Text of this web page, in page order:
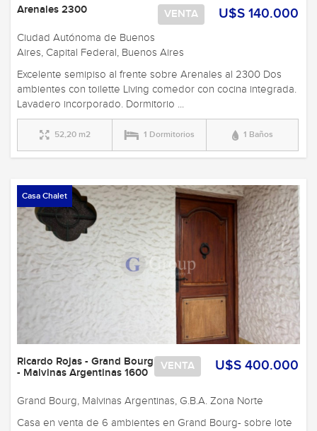
U$S 140.000
VENTA
Arenales 2300
Ciudad Autónoma de Buenos
Aires, Capital Federal, Buenos Aires
Excelente semipiso al frente sobre Arenales al 2300 Dos
ambientes con toilette Living comedor con cocina integrada.
Lavadero incorporado. Dormitorio ...
52,20 m2 1 Dormitorios 1 Baños
Casa Chalet
U$S 400.000
VENTA
Ricardo Rojas - Grand Bourg
- Malvinas Argentinas 1600
Grand Bourg, Malvinas Argentinas, G.B.A. Zona Norte
Casa en venta de 6 ambientes en Grand Bourg- sobre lote